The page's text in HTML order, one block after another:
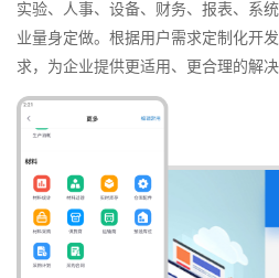
实验、人事、设备、财务、报表、系
业量身定做。根据用户需求定制化开
求，为企业提供更适用、更合理的解决